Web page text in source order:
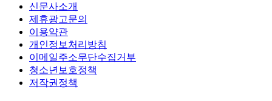
신문사소개
제휴광고문의
이용약관
개인정보처리방침
이메일주소무단수집거부
청소년보호정책
저작권정책